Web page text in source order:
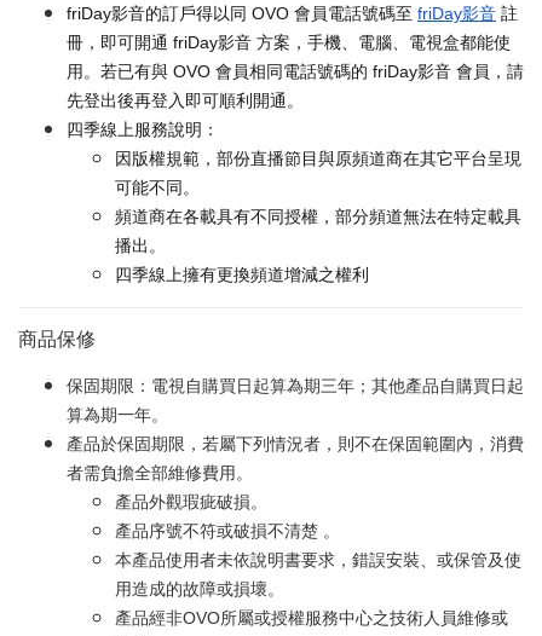
friDay影音的訂戶得以同 OVO 會員電話號碼至 friDay影音 註
冊，即可開通 friDay影音 方案，手機、電腦、電視盒都能使
用。若已有與 OVO 會員相同電話號碼的 friDay影音 會員，請
先登出後再登入即可順利開通。
四季線上服務說明：
因版權規範，部份直播節目與原頻道商在其它平台呈現
可能不同。
頻道商在各載具有不同授權，部分頻道無法在特定載具
播出。
四季線上擁有更換頻道增減之權利
商品保修
保固期限：電視自購買日起算為期三年；其他產品自購買日起
算為期一年。
產品於保固期限，若屬下列情況者，則不在保固範圍內，消費
者需負擔全部維修費用。
產品外觀瑕疵破損。
產品序號不符或破損不清楚 。
本產品使用者未依說明書要求，錯誤安裝、或保管及使
用造成的故障或損壞。
產品經非OVO所屬或授權服務中心之技術人員維修或